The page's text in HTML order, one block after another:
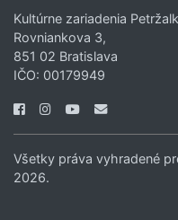
Kultúrne zariadenia
Rovniankova 3,
851 02 Bratislava
IČO: 00179949
Všetky práva vyhradené
2026.